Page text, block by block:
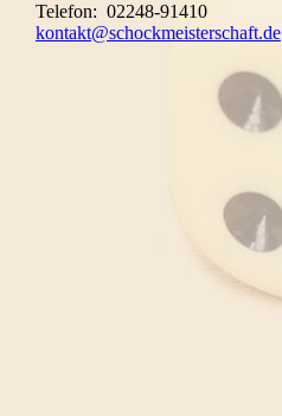
Telefon: 02248-91410
kontakt@schockmeisterschaft.de